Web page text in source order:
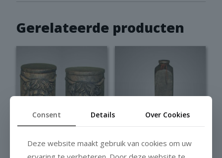
Gerelateerde producten
Brynxz Pot and
Brynxz Bottle
Consent Details Over Cookies
Deze website maakt gebruik van cookies om uw